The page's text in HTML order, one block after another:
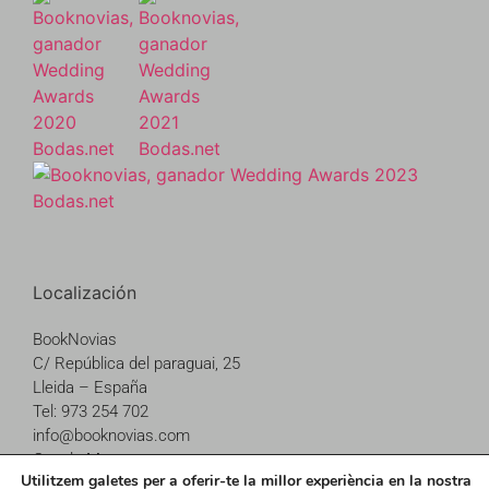
Localización
BookNovias
C/ República del paraguai, 25
Lleida – España
Tel: 973 254 702
info@booknovias.com
Google Maps
Utilitzem galetes per a oferir-te la millor experiència en la nostra